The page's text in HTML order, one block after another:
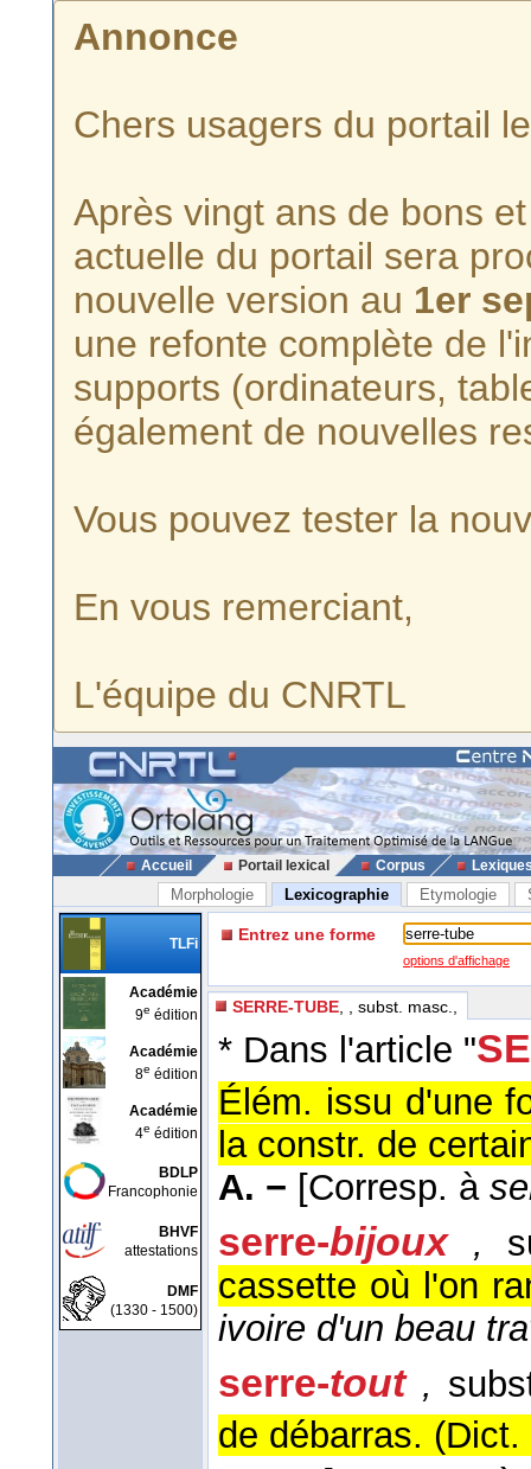
Annonce
Chers usagers du portail
Après vingt ans de bons
actuelle du portail sera
nouvelle version au 1er
une refonte complète de
supports (ordinateurs,
également de nouvelles
Vous pouvez tester la
En vous remerciant,
L'équipe du CNRTL
Accueil Portail lexical Corpus
Morphologie Lexicographie Etymologie
TLFi
Académie
9e édition
Académie
8e édition
Académie
4e édition
BDLP
Francophonie
BHVF
attestations
DMF
(1330 - 1500)
Entrez une forme
options d'affichage
SERRE-TUBE , , subst. masc.,
* Dans l'article "
Élém. issu d'une
la constr. de
A. − [Corresp. à
serre-bijoux ,
cassette où l'on
ivoire d'un beau
serre-tout ,
de débarras. (Dict.